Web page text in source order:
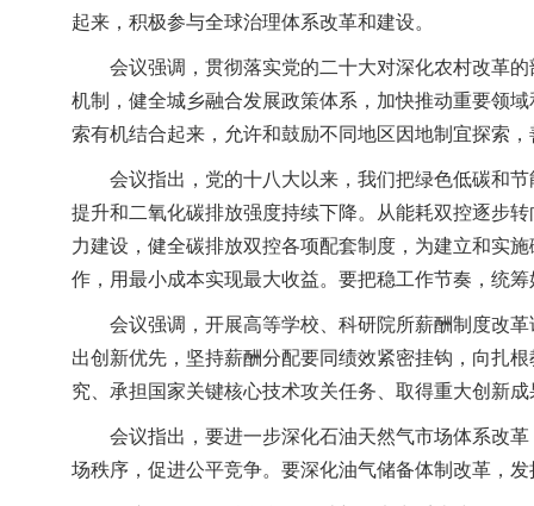
起来，积极参与全球治理体系改革和建设。
会议强调，贯彻落实党的二十大对深化农村改革
机制，健全城乡融合发展政策体系，加快推动重要领
索有机结合起来，允许和鼓励不同地区因地制宜探索
会议指出，党的十八大以来，我们把绿色低碳和
提升和二氧化碳排放强度持续下降。从能耗双控逐步
力建设，健全碳排放双控各项配套制度，为建立和实
作，用最小成本实现最大收益。要把稳工作节奏，统
会议强调，开展高等学校、科研院所薪酬制度改
出创新优先，坚持薪酬分配要同绩效紧密挂钩，向扎
究、承担国家关键核心技术攻关任务、取得重大创新
会议指出，要进一步深化石油天然气市场体系改
场秩序，促进公平竞争。要深化油气储备体制改革，